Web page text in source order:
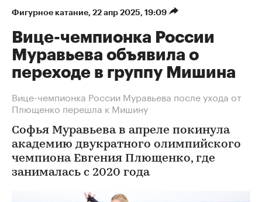
Фигурное катание⁠, 22 апр 2025, 19:09
Вице-чемпионка России
Муравьева объявила о
переходе в группу Мишина
Вице-чемпионка России Муравьева после ухода от
Плющенко перешла к Мишину
Софья Муравьева в апреле покинула
академию двукратного олимпийского
чемпиона Евгения Плющенко, где
занималась с 2020 года